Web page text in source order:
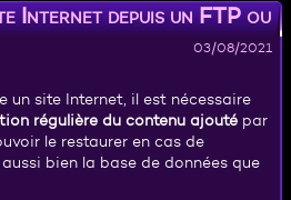
Internet depuis un FTP ou
03/08/2021
un site Internet, il est nécessaire
régulière du contenu ajouté par
le restaurer en cas de
bien la base de données que